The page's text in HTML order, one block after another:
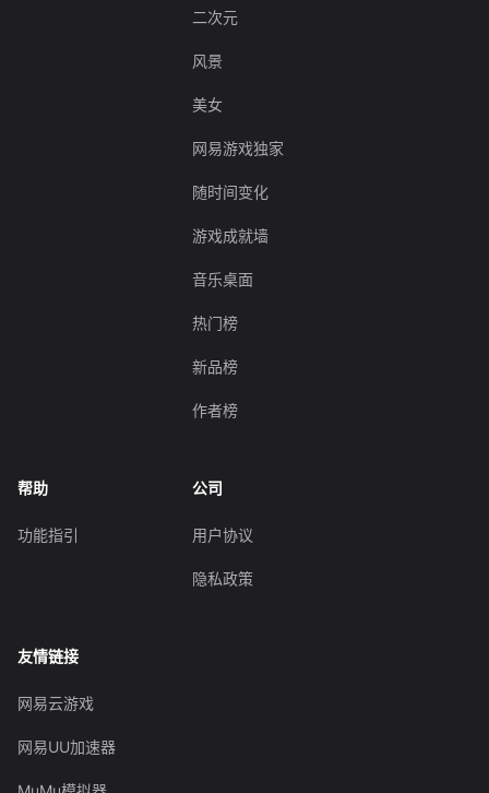
二次元
风景
美女
网易游戏独家
随时间变化
游戏成就墙
音乐桌面
热门榜
新品榜
作者榜
帮助
功能指引
公司
用户协议
隐私政策
友情链接
网易云游戏
网易UU加速器